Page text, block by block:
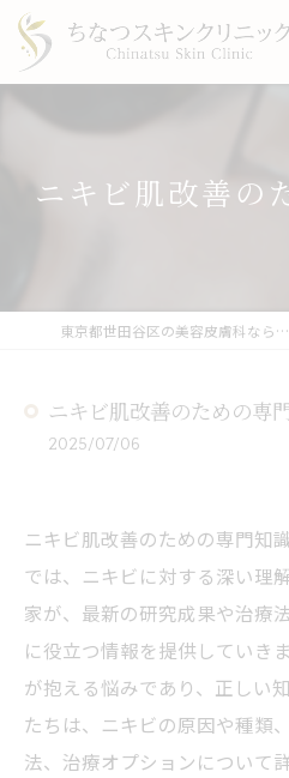
ニキビ肌改善の
東京都世田谷区の美容皮膚科ならちなつスキンクリニック
ニキビ肌改善のための専
2025/07/06
ニキビ肌改善のための専門知
では、ニキビに対する深い理
家が、最新の研究成果や治療
に役立つ情報を提供していき
が抱える悩みであり、正しい
たちは、ニキビの原因や種類
法、治療オプションについて